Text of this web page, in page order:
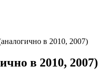
в 2010, 2007)
в 2010, 2007)